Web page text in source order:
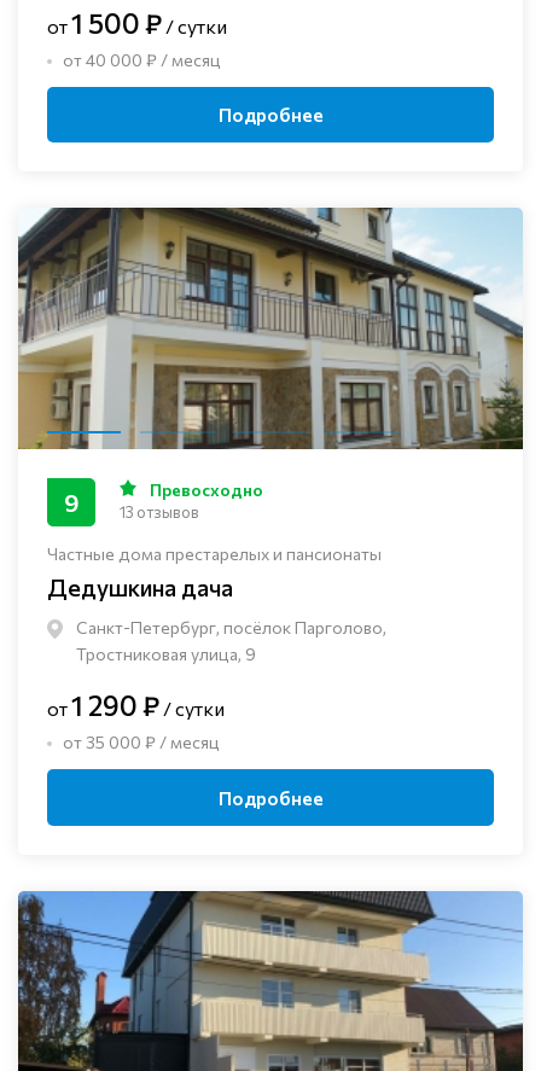
от1 500 ₽ / сутки
от 40 000 ₽ / месяц
Подробнее
Частные дома престарелых и пансионаты
Дедушкина дача
Санкт-Петербург, посёлок Парголово,
Тростниковая улица, 9
9 Превосходно
13 отзывов
от1 290 ₽ / сутки
от 35 000 ₽ / месяц
Подробнее